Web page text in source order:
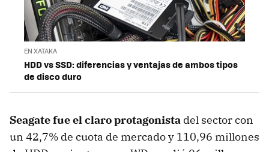
EN XATAKA
HDD vs SSD: diferencias y ventajas de ambos tipos
de disco duro
Seagate fue el claro protagonista del sector con
un 42,7% de cuota de mercado y 110,96 millones